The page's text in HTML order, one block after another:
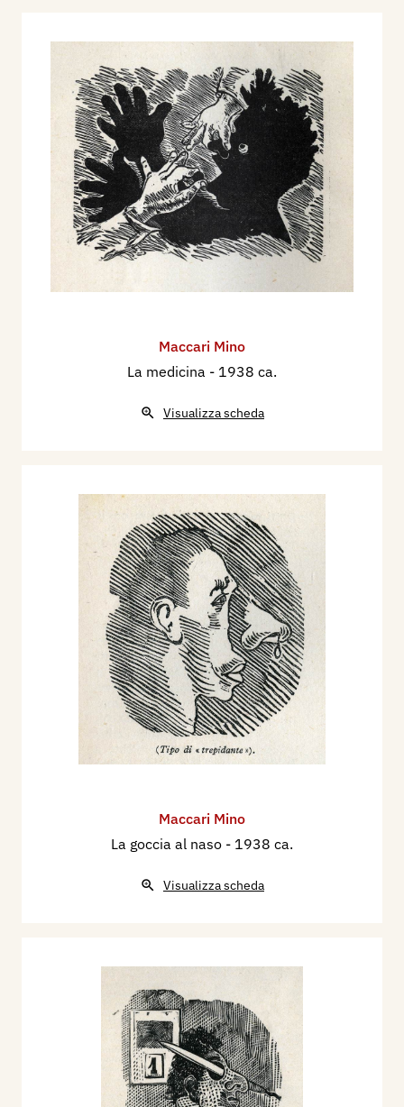
Maccari Mino
La medicina - 1938 ca.
Visualizza scheda
Maccari Mino
La goccia al naso - 1938 ca.
Visualizza scheda